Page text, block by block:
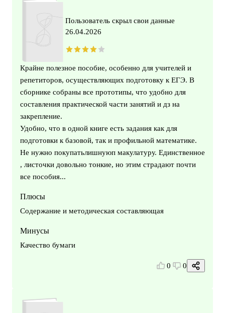
Пользователь скрыл свои данные
26.04.2026
Крайне полезное пособие, особенно для учителей и
репетиторов, осуществляющих подготовку к ЕГЭ. В
сборнике собраны все прототипы, что удобно для
составления практической части занятий и дз на
закрепление.
Удобно, что в одной книге есть задания как для
подготовки к базовой, так и профильной математике.
Не нужно покупатьлишнуюп макулатуру. Единственное
, листочки довольно тонкие, но этим страдают почти
все пособия...
Плюсы
Содержание и методическая составляющая
Минусы
Качество бумаги
0 0